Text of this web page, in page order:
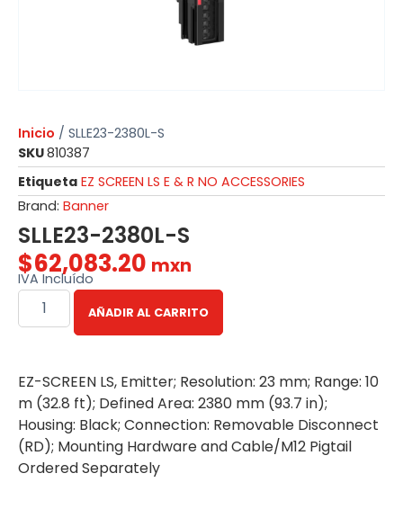
Inicio / SLLE23-2380L-S
SKU810387
Etiqueta EZ SCREEN LS E & R NO ACCESSORIES
Brand: Banner
SLLE23-2380L-S
$62,083.20 mxn
IVA Incluído
AÑADIR AL CARRITO
EZ-SCREEN LS, Emitter; Resolution: 23 mm; Range: 10
m (32.8 ft); Defined Area: 2380 mm (93.7 in);
Housing: Black; Connection: Removable Disconnect
(RD); Mounting Hardware and Cable/M12 Pigtail
Ordered Separately